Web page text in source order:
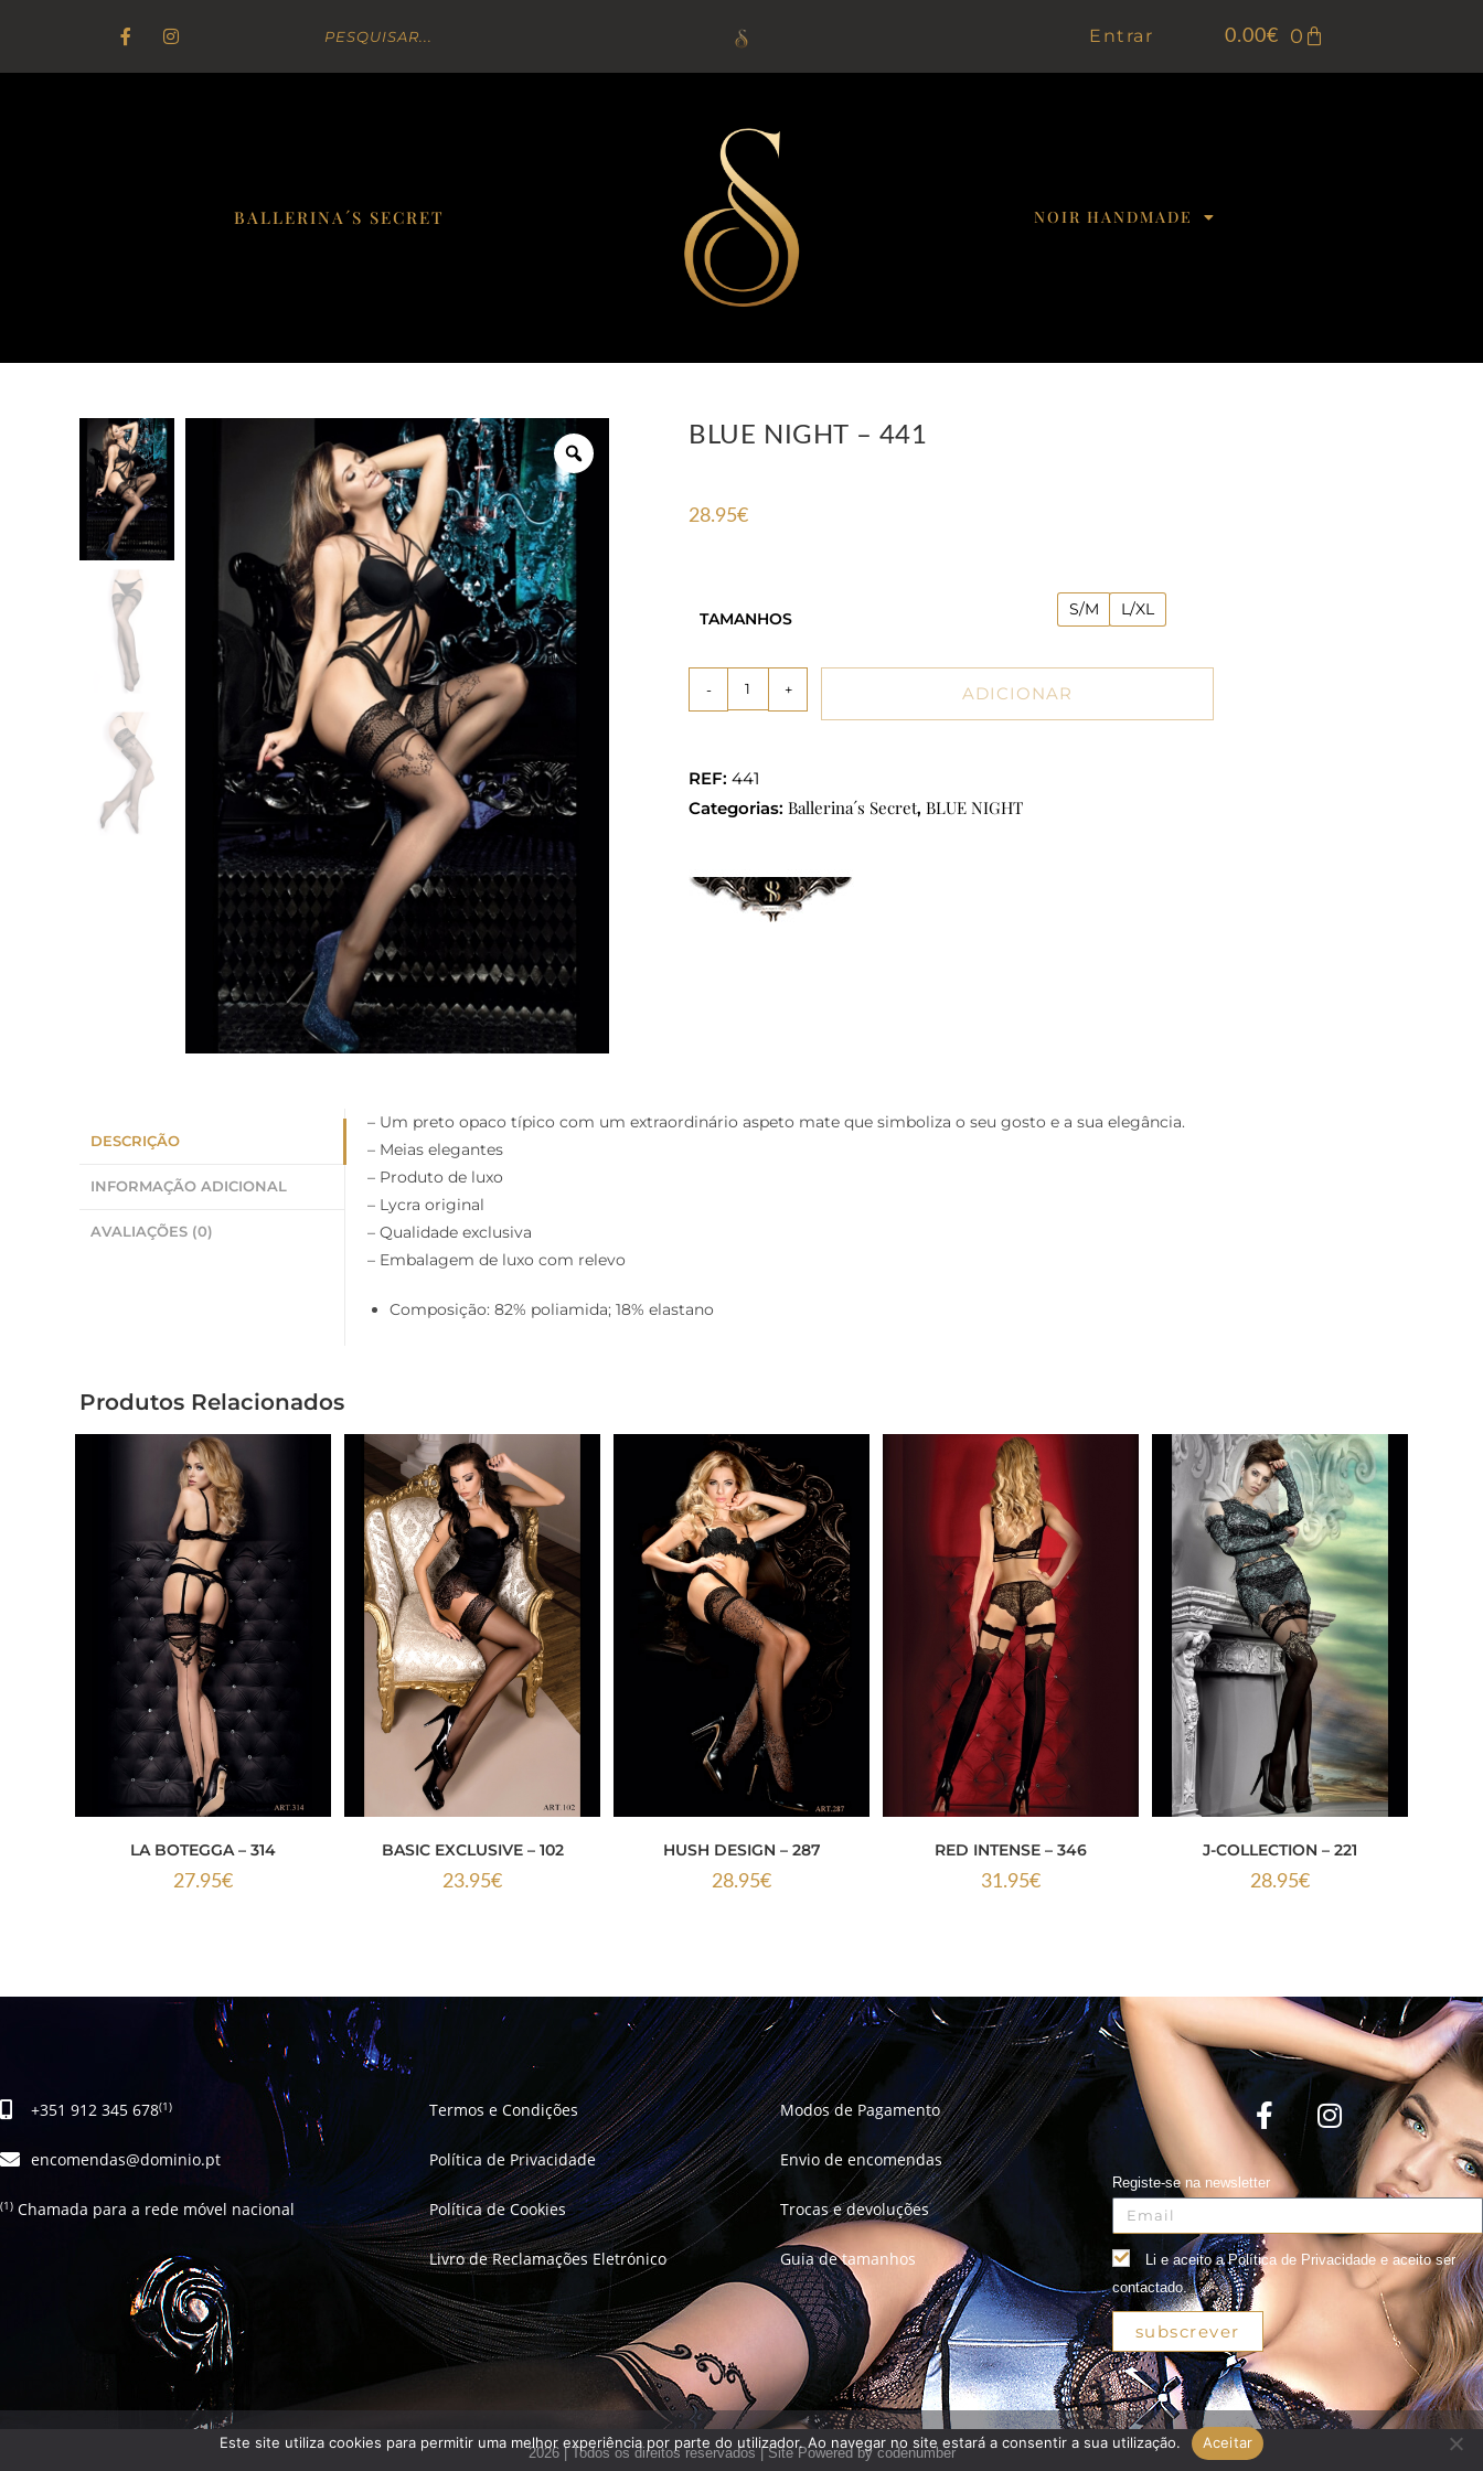
Entrar 0.00€ 0
BALLERINA´S SECRET NOIR HANDMADE
BLUE NIGHT – 441
28.95€
TAMANHOS S/M L/XL
- + ADICIONAR
REF: 441
Categorias: Ballerina´s Secret, BLUE NIGHT
DESCRIÇÃO
INFORMAÇÃO ADICIONAL
AVALIAÇÕES (0)
– Um preto opaco típico com um extraordinário aspeto mate que simboliza o seu gosto e a sua elegância.
– Meias elegantes
– Produto de luxo
– Lycra original
– Qualidade exclusiva
– Embalagem de luxo com relevo
Composição: 82% poliamida; 18% elastano
Produtos Relacionados
LA BOTEGGA – 314
27.95€
BASIC EXCLUSIVE – 102
23.95€
HUSH DESIGN – 287
28.95€
RED INTENSE – 346
31.95€
J-COLLECTION – 221
28.95€
+351 912 345 678(1)
encomendas@dominio.pt
(1) Chamada para a rede móvel nacional
Termos e Condições
Política de Privacidade
Política de Cookies
Livro de Reclamações Eletrónico
Modos de Pagamento
Envio de encomendas
Trocas e devoluções
Guia de tamanhos
Registe-se na newsletter
Li e aceito a Política de Privacidade e aceito ser
contactado.
subscrever
2026 | Todos os direitos reservados | Site Powered bycodenumber
Este site utiliza cookies para permitir uma melhor experiência por parte do utilizador. Ao navegar no site estará a consentir a sua utilização. Aceitar